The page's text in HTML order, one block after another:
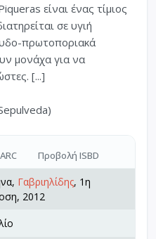
είναι ένας τίμιος
σε υγιή
πρωτοποριακά
μονάχα για να
[...]
Προβολή ISBD
Γαβριηλίδης, 1η
2012